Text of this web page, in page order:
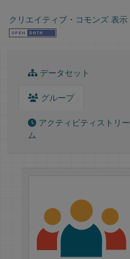
クリエイティブ・コモンズ 表示
データセット
グループ
アクティビティストリー
ム